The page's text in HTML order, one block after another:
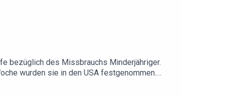
bezüglich des Missbrauchs Minderjähriger.
wurden sie in den USA festgenommen.
offen frauenfeindliche Weltbilder, extrem
insbesondere vorpubertäre